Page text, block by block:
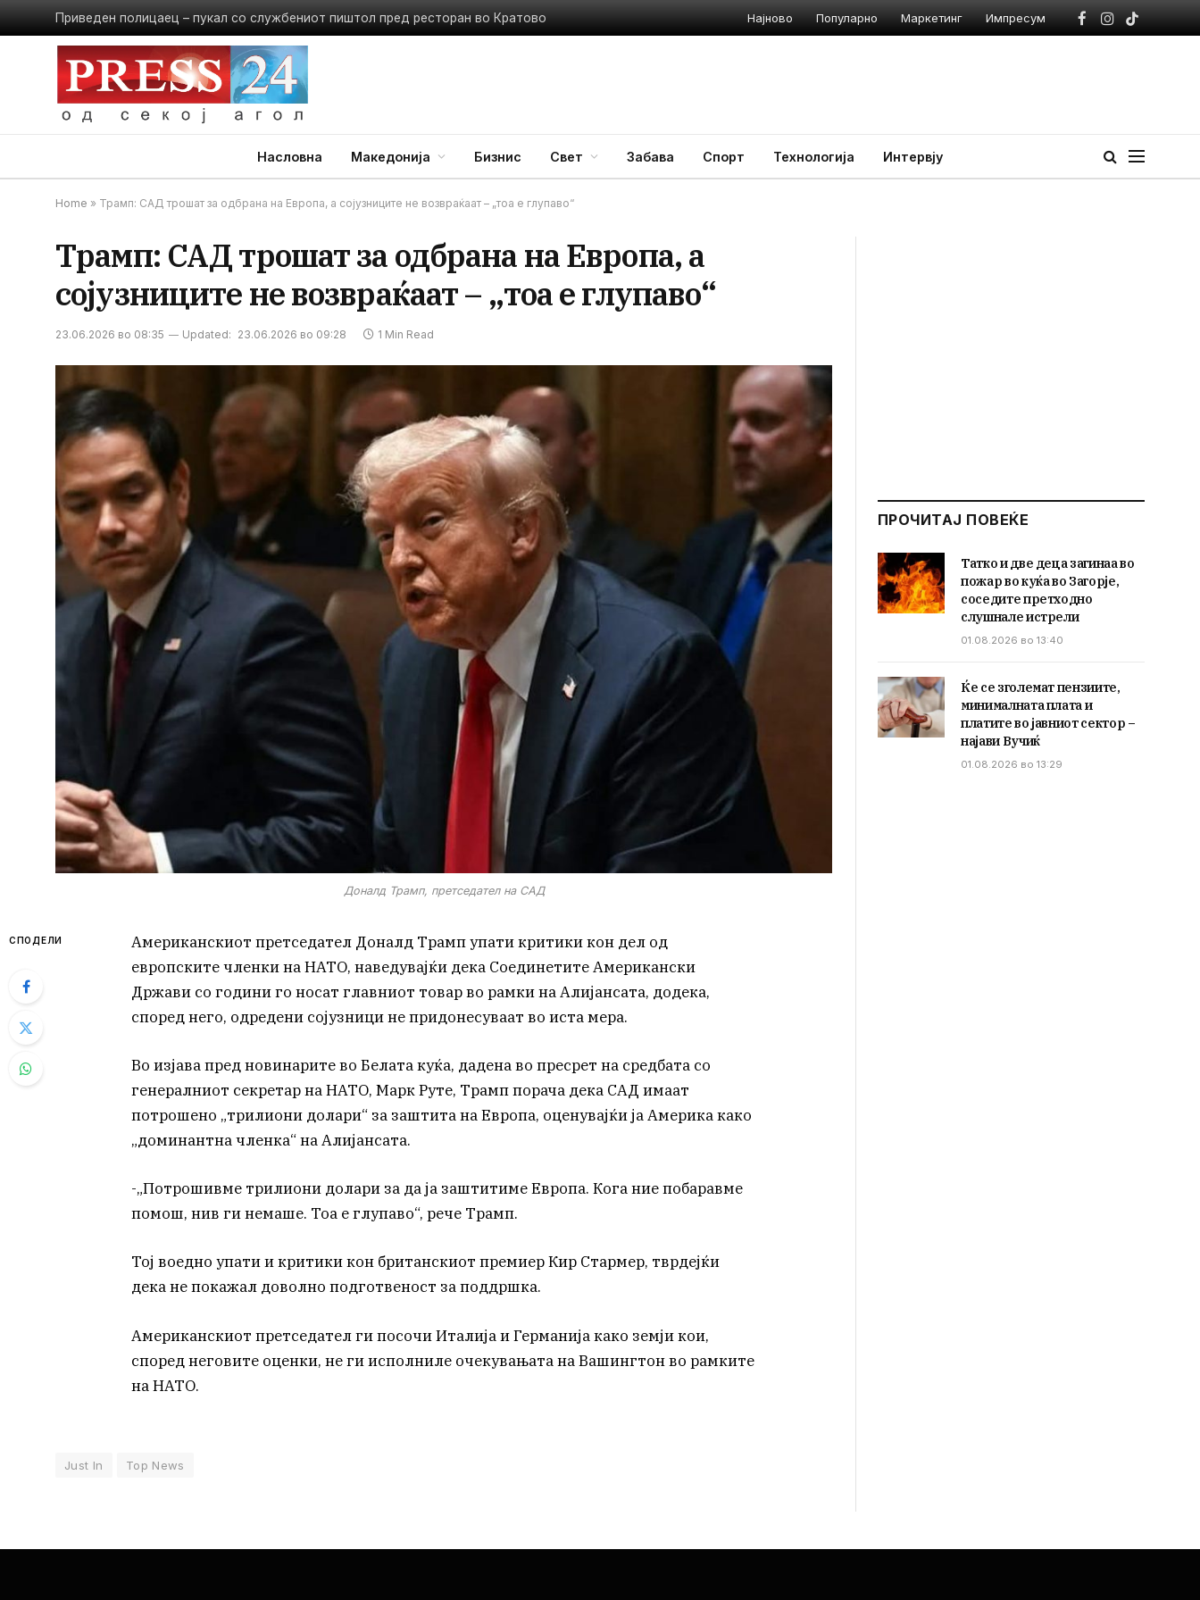
Приведен полицаец – пукал со службениот пиштол пред ресторан во Кратово Најново Популарно Маркетинг Импресум
Facebook
Instagram
TikTok
Насловна Македонија Бизнис Свет Забава Спорт Технологија Интервју
Home » Трамп: САД трошат за одбрана на Европа, а сојузниците не возвраќаат – „тоа е глупаво“
Трамп: САД трошат за одбрана на Европа, а
сојузниците не возвраќаат – „тоа е глупаво“
23.06.2026 во 08:35 Updated: 23.06.2026 во 09:28 1 Min Read
Доналд Трамп, претседател на САД
СПОДЕЛИ
Американскиот претседател Доналд Трамп упати критики кон дел од
европските членки на НАТО, наведувајќи дека Соединетите Американски
Држави со години го носат главниот товар во рамки на Алијансата, додека,
според него, одредени сојузници не придонесуваат во иста мера.
Во изјава пред новинарите во Белата куќа, дадена во пресрет на средбата со
генералниот секретар на НАТО, Марк Руте, Трамп порача дека САД имаат
потрошено „трилиони долари“ за заштита на Европа, оценувајќи ја Америка како
„доминантна членка“ на Алијансата.
-„Потрошивме трилиони долари за да ја заштитиме Европа. Кога ние побаравме
помош, нив ги немаше. Тоа е глупаво“, рече Трамп.
Тој воедно упати и критики кон британскиот премиер Кир Стармер, тврдејќи
дека не покажал доволно подготвеност за поддршка.
Американскиот претседател ги посочи Италија и Германија како земји кои,
според неговите оценки, не ги исполниле очекувањата на Вашингтон во рамките
на НАТО.
Just In Top News
ПРОЧИТАЈ ПОВЕЌЕ
Татко и две деца загинаа во
пожар во куќа во Загорје,
соседите претходно
слушнале истрели
01.08.2026 во 13:40
Ќе се зголемат пензиите,
минималната плата и
платите во јавниот сектор –
најави Вучиќ
01.08.2026 во 13:29